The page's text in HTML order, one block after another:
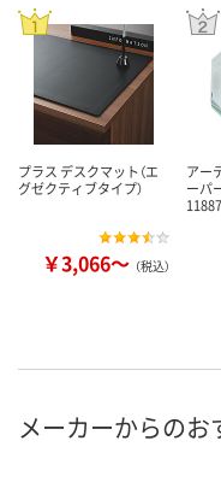
プラス デスクマット（エ
グゼクティブタイプ）
￥3,066～ （税込）
アー
ーパ
メーカーからのお